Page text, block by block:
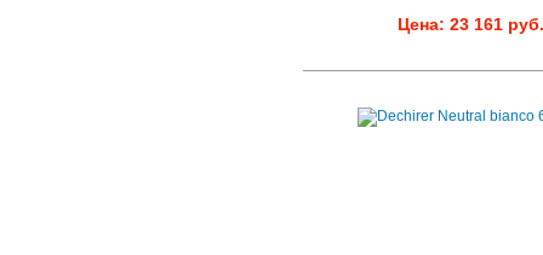
Цена: 23 161 руб.